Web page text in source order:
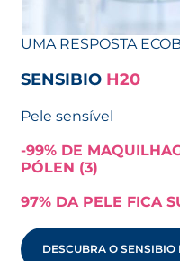
UMA RESPOSTA
SENSIBIO H20
Pele sensível
-99% DE
PÓLEN (3)
97% DA PELE FICA
DESCUBRA O SENSIBIO